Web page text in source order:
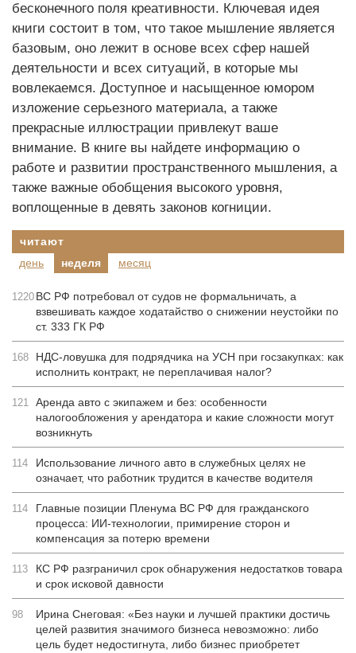
бесконечного поля креативности. Ключевая идея
книги состоит в том, что такое мышление является
базовым, оно лежит в основе всех сфер нашей
деятельности и всех ситуаций, в которые мы
вовлекаемся. Доступное и насыщенное юмором
изложение серьезного материала, а также
прекрасные иллюстрации привлекут ваше
внимание. В книге вы найдете информацию о
работе и развитии пространственного мышления, а
также важные обобщения высокого уровня,
воплощенные в девять законов когниции.
читают
день
неделя месяц
1220 ВС РФ потребовал от судов не формальничать, а
взвешивать каждое ходатайство о снижении неустойки по
ст. 333 ГК РФ
168
НДС-ловушка для подрядчика на УСН при госзакупках: как
исполнить контракт, не переплачивая налог?
121 Аренда авто с экипажем и без: особенности
налогообложения у арендатора и какие сложности могут
возникнуть
114
Использование личного авто в служебных целях не
означает, что работник трудится в качестве водителя
114
Главные позиции Пленума ВС РФ для гражданского
процесса: ИИ-технологии, примирение сторон и
компенсация за потерю времени
113
КС РФ разграничил срок обнаружения недостатков товара
и срок исковой давности
98
Ирина Снеговая: «Без науки и лучшей практики достичь
целей развития значимого бизнеса невозможно: либо
цель будет недостигнута, либо бизнес приобретет